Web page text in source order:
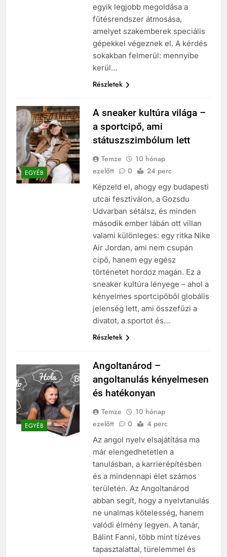
egyik legjobb megoldása a
fűtésrendszer átmosása,
amelyet szakemberek speciális
gépekkel végeznek el. A kérdés
sokakban felmerül: mennyibe
kerül…
Részletek
EGYÉB
A sneaker kultúra világa –
a sportcipő, ami
státuszszimbólum lett
Temze
10 hónap
ezelőtt
0 24 perc
Képzeld el, ahogy egy budapesti
utcai fesztiválon, a Gozsdu
Udvarban sétálsz, és minden
második ember lábán ott villan
valami különleges: egy ritka Nike
Air Jordan, ami nem csupán
cipő, hanem egy egész
történetet hordoz magán. Ez a
sneaker kultúra lényege – ahol a
kényelmes sportcipőből globális
jelenség lett, ami összefűzi a
divatot, a sportot és…
Részletek
EGYÉB
Angoltanárod –
angoltanulás kényelmesen
és hatékonyan
Temze
10 hónap
ezelőtt
0 4 perc
Az angol nyelv elsajátítása ma
már elengedhetetlen a
tanulásban, a karrierépítésben
és a mindennapi élet számos
területén. Az Angoltanárod
abban segít, hogy a nyelvtanulás
ne unalmas kötelesség, hanem
valódi élmény legyen. A tanár,
Bálint Fanni, több mint tízéves
tapasztalattal, türelemmel és